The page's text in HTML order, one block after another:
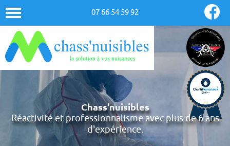
07 66 54 59 92
Chass'nuisibles
Réactivité et professionnalisme avec plus de 6 ans
d'expérience.